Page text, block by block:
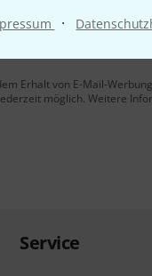
·
Erhalt von E-Mail-
möglich. Weitere
Service